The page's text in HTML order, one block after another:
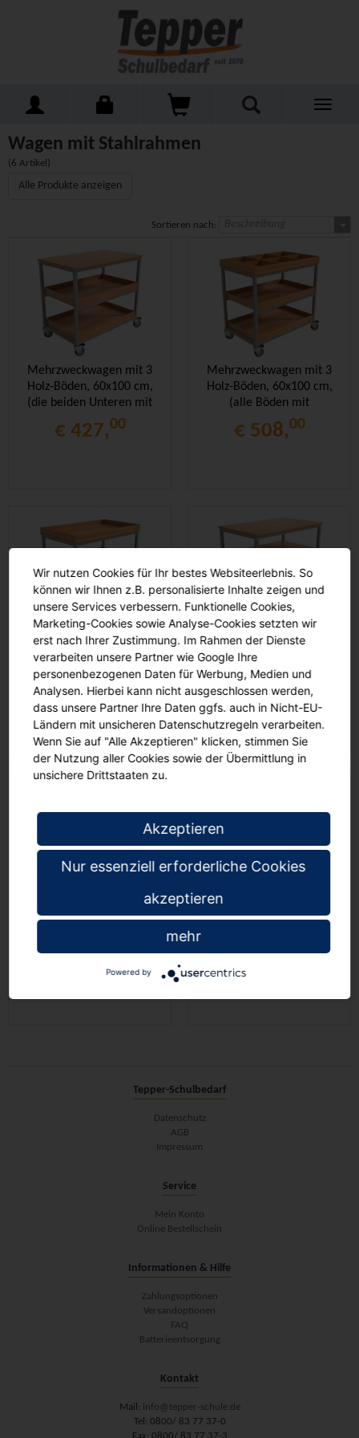
Toggle
Home Schulmöbel Wagen mit Stahlrahmen
Wagen mit Stahlrahmen
(6 Artikel)
Alle Produkte anzeigen
Sortieren nach:
Mehrzweckwagen mit 3
Holz-Böden, 60x100 cm,
(die beiden Unteren mit
Aufkantung),
€ 427,00
Mehrzweckwagen mit 3
Holz-Böden, 60x100 cm,
(alle Böden mit
Aufkantung), Facheinteil.
€ 508,00
Mehrzweckwagen mit 3
Holz-Böden, 60x100 cm,
(alle Böden mit
Aufkantung),
€ 442,00
Mehrzweckwagen mit 3
Holz-Böden, 60x100 cm,
€ 399,00
Mehrzweckwagen mit 2
Holz-Böden, 60x100 cm,
€ 355,
Mehrzweckwagen mit 2
Holz-Böden, 60x100 cm,
€ 550,
Tepper-Schulbedarf
Datenschutz
AGB
Impressum
Service
Mein Konto
Online Bestellschein
Informationen & Hilfe
Zahlungsoptionen
Versandoptionen
FAQ
Batterieentsorgung
Kontakt
Mail: info@tepper-schule.de
Tel: 0800/ 83 77 37-0
Wir nutzen Cookies für Ihr bestes Websiteerlebnis. So
können wir Ihnen z.B. personalisierte Inhalte zeigen und
unsere Services verbessern. Funktionelle Cookies,
Marketing-Cookies sowie Analyse-Cookies setzten wir
erst nach Ihrer Zustimmung. Im Rahmen der Dienste
verarbeiten unsere Partner wie Google Ihre
personenbezogenen Daten für Werbung, Medien und
Analysen. Hierbei kann nicht ausgeschlossen werden,
dass unsere Partner Ihre Daten ggfs. auch in Nicht-EU-
Ländern mit unsicheren Datenschutzregeln verarbeiten.
Wenn Sie auf "Alle Akzeptieren" klicken, stimmen Sie
der Nutzung aller Cookies sowie der Übermittlung in
unsichere Drittstaaten zu.
Akzeptieren
Nur essenziell erforderliche Cookies
akzeptieren
mehr
Powered by